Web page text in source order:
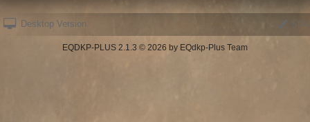
Desktop Version Stil
EQDKP-PLUS 2.1.3 © 2026 by EQdkp-Plus Team